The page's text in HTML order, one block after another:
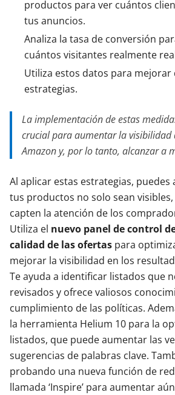
productos para ver cuántos
tus anuncios.
Analiza la tasa de conversión
cuántos visitantes realmente
Utiliza estos datos para
estrategias.
La implementación de estas
crucial para aumentar la visibilidad
Amazon y, por lo tanto, alcanzar a
Al aplicar estas estrategias,
tus productos no solo sean
capten la atención de los
Utiliza el nuevo panel de control
calidad de las ofertas para
mejorar la visibilidad en los
Te ayuda a identificar listados que
revisados y ofrece valiosos
cumplimiento de las políticas.
la herramienta Helium 10 para la
listados, que puede aumentar las
sugerencias de palabras clave.
probando una nueva función de
llamada ‘Inspire’ para aumentar